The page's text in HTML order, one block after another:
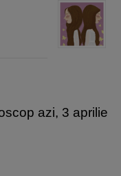
azi, 3 aprilie